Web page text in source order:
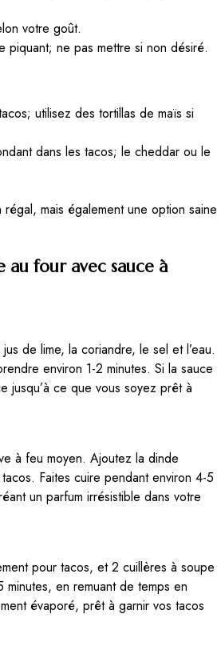
votre goût.
ne pas mettre si non désiré.
utilisez des tortillas de maïs si
dans les tacos; le cheddar ou le
mais également une option saine
four avec sauce à
de lime, la coriandre, le sel et l’eau.
environ 1-2 minutes. Si la sauce
jusqu’à ce que vous soyez prêt à
à feu moyen. Ajoutez la dinde
Faites cuire pendant environ 4-5
un parfum irrésistible dans votre
pour tacos, et 2 cuillères à soupe
en remuant de temps en
évaporé, prêt à garnir vos tacos